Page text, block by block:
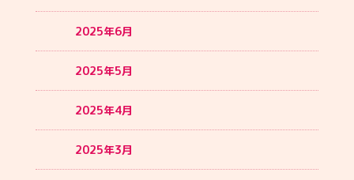
2025年6月
2025年5月
2025年4月
2025年3月